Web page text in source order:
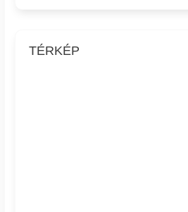
TÉRKÉP